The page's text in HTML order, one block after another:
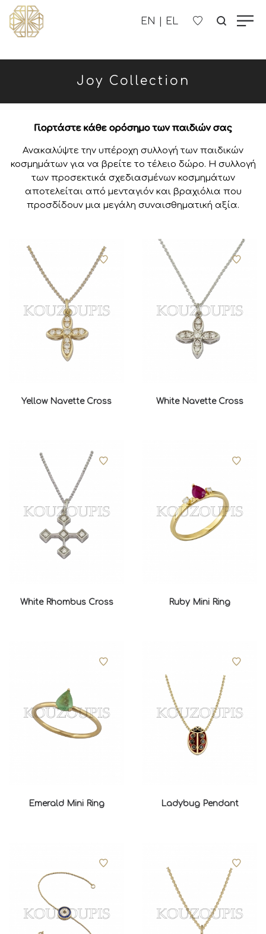
ΑΝΔΡΙΚΑ
ΠΑΙΔΙΚΑ
ΕΠΙΚΟΙΝΩΝΊΑ
Joy Collection
Γιορτάστε κάθε ορόσημο των παιδιών σας
Ανακαλύψτε την υπέροχη συλλογή των παιδικών
κοσμημάτων για να βρείτε το τέλειο δώρο. Η συλλογή
των προσεκτικά σχεδιασμένων κοσμημάτων
αποτελείται από μενταγιόν και βραχιόλια που
προσδίδουν μια μεγάλη συναισθηματική αξία.
Yellow Navette Cross White Navette Cross
White Rhombus Cross Ruby Mini Ring
Emerald Mini Ring Ladybug Pendant